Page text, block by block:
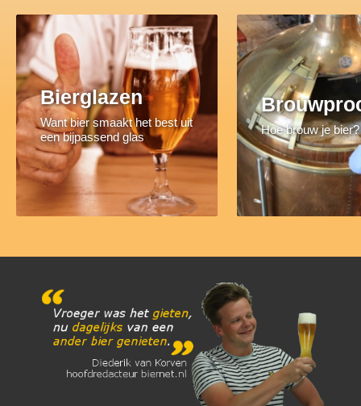
Bierglazen
Want bier smaakt het best uit
een bijpassend glas
Hoe brouw je bier?